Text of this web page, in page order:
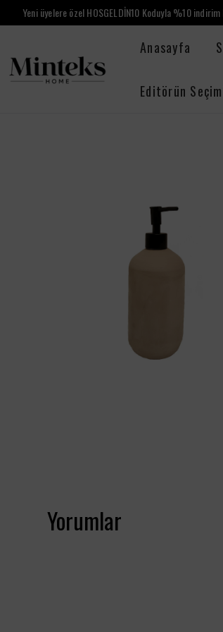
Yeni üyelere özel HOSGELDİN10 Koduyla %10
Anasayfa
Editörün
Yorumlar